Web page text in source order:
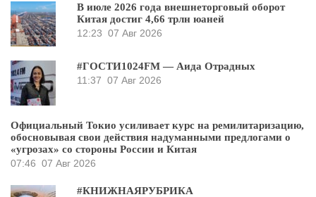
В июле 2026 года внешнеторговый оборот
Китая достиг 4,66 трлн юаней
12:23 07 Авг 2026
#ГОСТИ1024FM — Аида Отрадных
11:37 07 Авг 2026
Официальный Токио усиливает курс на ремилитаризацию,
обосновывая свои действия надуманными предлогами о
«угрозах» со стороны России и Китая
07:46 07 Авг 2026
#КНИЖНАЯРУБРИКА